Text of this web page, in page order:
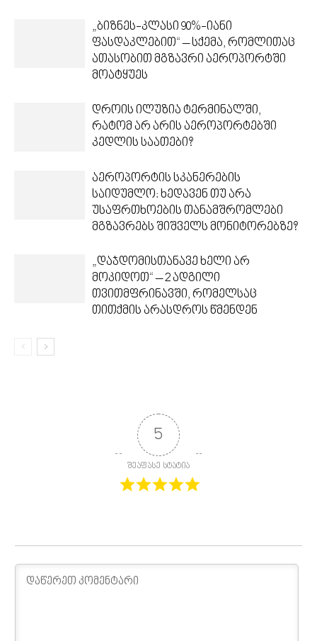
„ბიზნეს-კლასი 90%-იანი
ფასდაკლებით“ – სქემა, რომლითაც
ათასობით მგზავრი აეროპორტში
მოატყუეს
დროის ილუზია ტერმინალში,
რატომ არ არის აეროპორტებში
კედლის საათები?
აეროპორტის სკანერების
საიდუმლო: ხედავენ თუ არა
უსაფრთხოების თანამშრომლები
მგზავრებს შიშველს მონიტორებზე?
„დაჯდომისთანავე ხელი არ
მოკიდოთ“ – 2 ადგილი
თვითმფრინავში, რომელსაც
თითქმის არასდროს წმენდენ
5
შეაფასე სტატია